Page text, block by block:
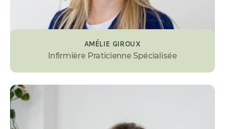
AMÉLIE GIROUX
Infirmière Praticienne Spécialisée